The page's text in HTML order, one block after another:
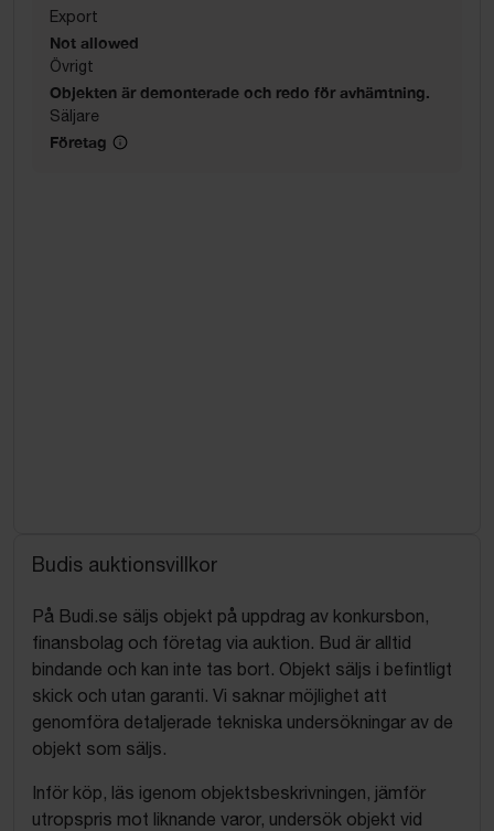
Export
Not allowed
Övrigt
Objekten är demonterade och redo för avhämtning.
Säljare
Företag
Budis auktionsvillkor
På Budi.se säljs objekt på uppdrag av konkursbon,
finansbolag och företag via auktion. Bud är alltid
bindande och kan inte tas bort. Objekt säljs i befintligt
skick och utan garanti. Vi saknar möjlighet att
genomföra detaljerade tekniska undersökningar av de
objekt som säljs.
Inför köp, läs igenom objektsbeskrivningen, jämför
utropspris mot liknande varor, undersök objekt vid